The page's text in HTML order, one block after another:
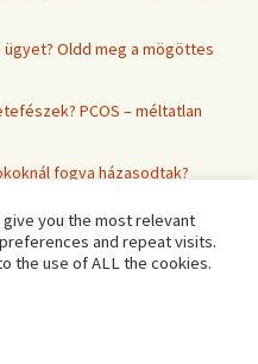
Oldd meg a mögöttes
PCOS – méltatlan
fogva házasodtak?
időben küldött nekem jeleket!
energetikai gondok –
5 perc alatt
you the most relevant
and repeat visits.
the use of ALL the cookies.